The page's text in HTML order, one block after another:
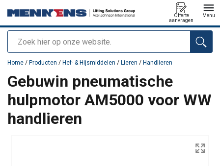
Zoeken
Offerte
aanvragen
Menu
toegevoegd aan uw offerte
Home / Producten / Hef- & Hijsmiddelen / Lieren / Handlieren
Gebuwin pneumatische
hulpmotor AM5000 voor WW
handlieren